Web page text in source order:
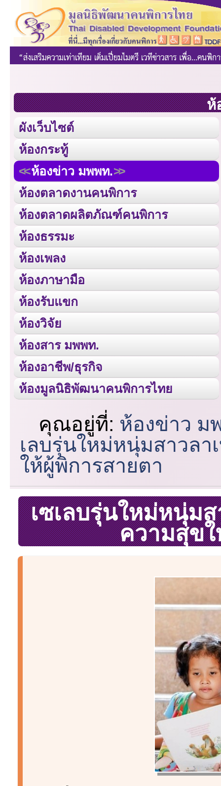
ห้
ผังเว็บไซต์
ห้องกระทู้
ห้องข่าว มพพท.
ห้องตลาดงานคนพิการ
ห้องตลาดผลิตภัณฑ์คนพิการ
ห้องธรรมะ
ห้องเพลง
ห้องภาษามือ
ห้องรับแขก
ห้องวิจัย
ห้องสาร มพพท.
ห้องอาชีพ/ธุรกิจ
ห้องมูลนิธิพัฒนาคนพิการไทย
คุณอยู่ที่: ห้องข่าว ม
เลบรุ่นใหม่หนุ่มสาวลา
ให้ผู้พิการสายตา
เซเลบรุ่นใหม่หนุ่ม
ความสุข